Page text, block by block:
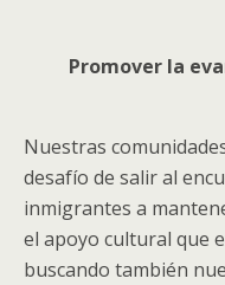
Promover la
Nuestras
desafío de salir al
inmigrantes a
el apoyo cultural que
buscando también